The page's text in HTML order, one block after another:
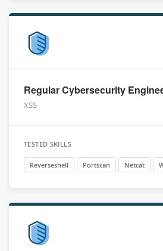
Regular Cybersecurity
XSS
TESTED SKILLS
Reverseshell Portscan Netcat